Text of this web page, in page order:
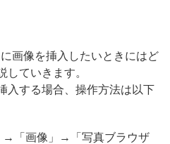
画像を挿入したいときにはど
していきます。
入する場合、操作方法は以下
→「画像」→「写真ブラウザ